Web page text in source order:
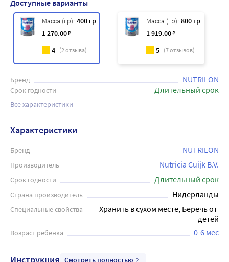
Доступные варианты
Масса (гр): 400 гр
1 270.00₽
4 (2отзыва)
Масса (гр): 800 гр
1 919.00₽
5 (7отзывов)
Бренд NUTRILON
Срок годности Длительный срок
Все характеристики
Характеристики
Бренд NUTRILON
Производитель Nutricia Cuijk B.V.
Срок годности Длительный срок
Страна производитель Нидерланды
Специальные свойства
Хранить в сухом месте, Беречь от
детей
Возраст ребенка 0-6 мес
Смотреть полностью